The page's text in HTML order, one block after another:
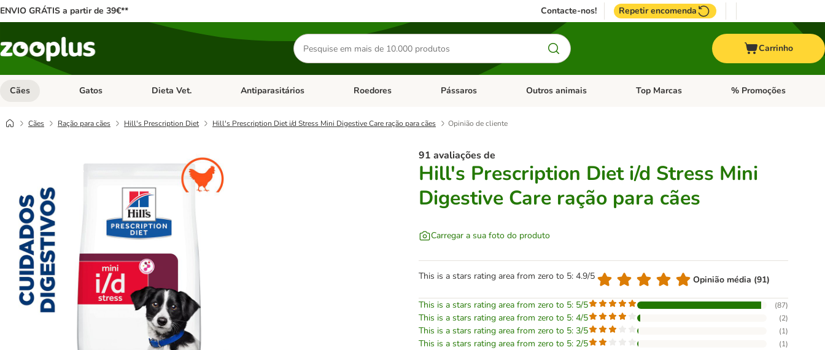
ENVIO GRÁTIS a partir de 39€** Contacte-nos! Repetir encomenda
Pesquisar
produtos
Carrinho
Cães Abrir menu de categoria: Cães
Gatos Abrir menu de categoria: Gatos
Dieta Vet. Abrir menu de categoria: Dieta Vet.
Antiparasitários Abrir menu de categoria: Antiparasitários
Roedores Abrir menu de categoria: Roedores
Pássaros Abrir menu de categoria: Pássaros
Outros animais Abrir menu de categoria: Outros animais
Top Marcas Abrir menu de categoria:
% Promoções
Cães Ração para cães Hill's Prescription Diet Hill's Prescription Diet i/d Stress Mini Digestive Care ração para cães Opinião de cliente
91 avaliações de
Hill's Prescription Diet i/d Stress Mini
Digestive Care ração para cães
Carregar a sua foto do produto
This is a stars rating area from zero to 5: 4.9/5 Opinião média (91)
This is a stars rating area from zero to 5: 5/5 (87)
This is a stars rating area from zero to 5: 4/5 (2)
This is a stars rating area from zero to 5: 3/5 (1)
This is a stars rating area from zero to 5: 2/5 (1)